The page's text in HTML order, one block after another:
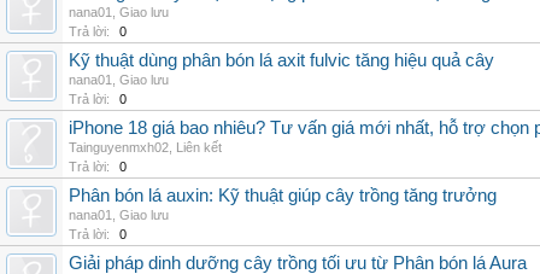
nana01
Giao lưu
Trả lời:
0
Kỹ thuật dùng phân bón lá axit fulvic tăng hiệu quả cây
nana01
Giao lưu
Trả lời:
0
iPhone 18 giá bao nhiêu? Tư vấn giá mới nhất, hỗ trợ chọn
Tainguyenmxh02 Liên kết
Trả lời:
0
Phân bón lá auxin: Kỹ thuật giúp cây trồng tăng trưởng
nana01
Giao lưu
Trả lời:
0
Giải pháp dinh dưỡng cây trồng tối ưu từ Phân bón lá Aura